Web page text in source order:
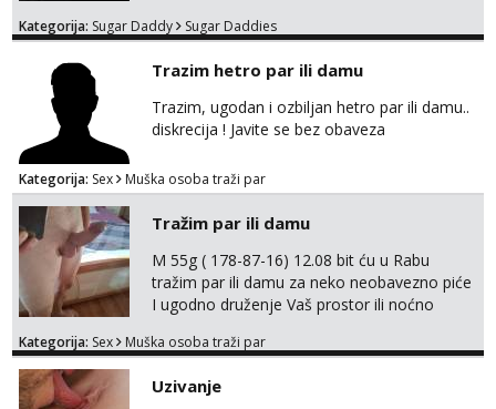
kosu - se dobro ljubiš - si fleksibilna s
dostupna radnim danom (vikendi i noći su za
obitelj) - vodiš brigu o zdravlju i koristiš
zaštitu Ne javljajte se: - debele - frajeri i
Kategorija: Sugar Daddy Sugar Daddies
Trazim hetro par ili damu
Trazim, ugodan i ozbiljan hetro par ili damu..
diskrecija ! Javite se bez obaveza
Kategorija: Sex Muška osoba traži par
Tražim par ili damu
M 55g ( 178-87-16) 12.08 bit ću u Rabu
tražim par ili damu za neko neobavezno piće
I ugodno druženje Vaš prostor ili noćno
trata.vrh@gmail.com
Kategorija: Sex Muška osoba traži par
Uzivanje